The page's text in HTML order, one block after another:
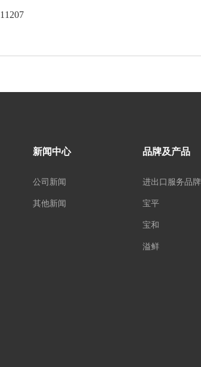
新闻中心
公司新闻
其他新闻
品牌及产品
进出口服务品牌
宝平
宝和
溢鲜